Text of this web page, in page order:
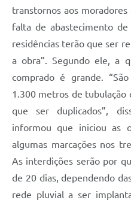
transtornos aos
falta de abastecimento de
residências terão que ser
a obra”. Segundo ele, a
comprado é grande.
1.300 metros de tubulação
que ser duplicados”,
informou que iniciou as
algumas marcações nos
As interdições serão por
de 20 dias, dependendo
rede pluvial a ser